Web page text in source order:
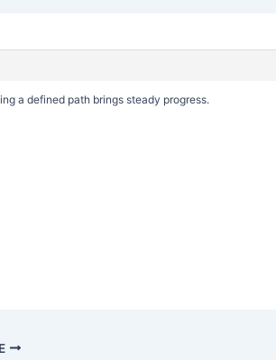
a defined path brings steady progress.